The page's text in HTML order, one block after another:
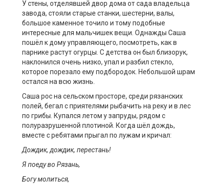
У стены, отделявшей двор дома от сада владельца
завода, стояли старые станки, шестерни, валы,
большое каменное точило и тому подобные
интересные для мальчишек вещи. Однажды Саша
пошёл к дому управляющего, посмотреть, как в
парнике растут огурцы. С детства он был близорук,
наклонился очень низко, упал и разбил стекло,
которое порезало ему подбородок. Небольшой шрам
остался на всю жизнь.
Саша рос на сельском просторе, среди рязанских
полей, бегал с приятелями рыбачить на реку и в лес
по грибы. Купался летом у запруды, рядом с
полуразрушенной плотиной. Когда шёл дождь,
вместе с ребятами прыгал по лужам и кричал:
Дождик, дождик, перестань!
Я поедуво Рязань,
Богу молиться,